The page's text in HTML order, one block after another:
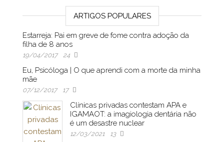
ARTIGOS POPULARES
Estarreja: Pai em greve de fome contra adoção da
filha de 8 anos
19/04/2017 24
Eu, Psicóloga | O que aprendi com a morte da minha
mãe
07/12/2017 17
Clínicas privadas contestam APA e
IGAMAOT: a imagiologia dentária não
é um desastre nuclear
12/03/2021 13